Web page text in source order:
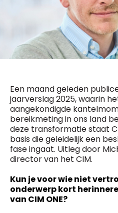
Een maand geleden
jaarverslag 2025, waarin
aangekondigde
bereikmeting in ons land
deze transformatie staat
basis die geleidelijk een
fase ingaat. Uitleg door
director van het CIM.
Kun je voor wie niet
onderwerp kort
van CIM ONE?
Fred Bouchar
f.bouchar@mm.be
Chief Editor
g.byl@mm.be
Chief Editor
Damien Lemaire
0477 37 31 65
d.lemaire@mm.be
BEVESTIGEN
Daily
1 x week
1 x week
10 x year
10 x year
4 x year
Vragen ?